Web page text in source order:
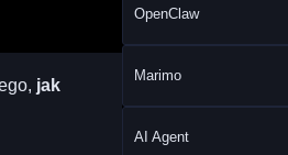
jak
OpenClaw
Marimo
AI Agent